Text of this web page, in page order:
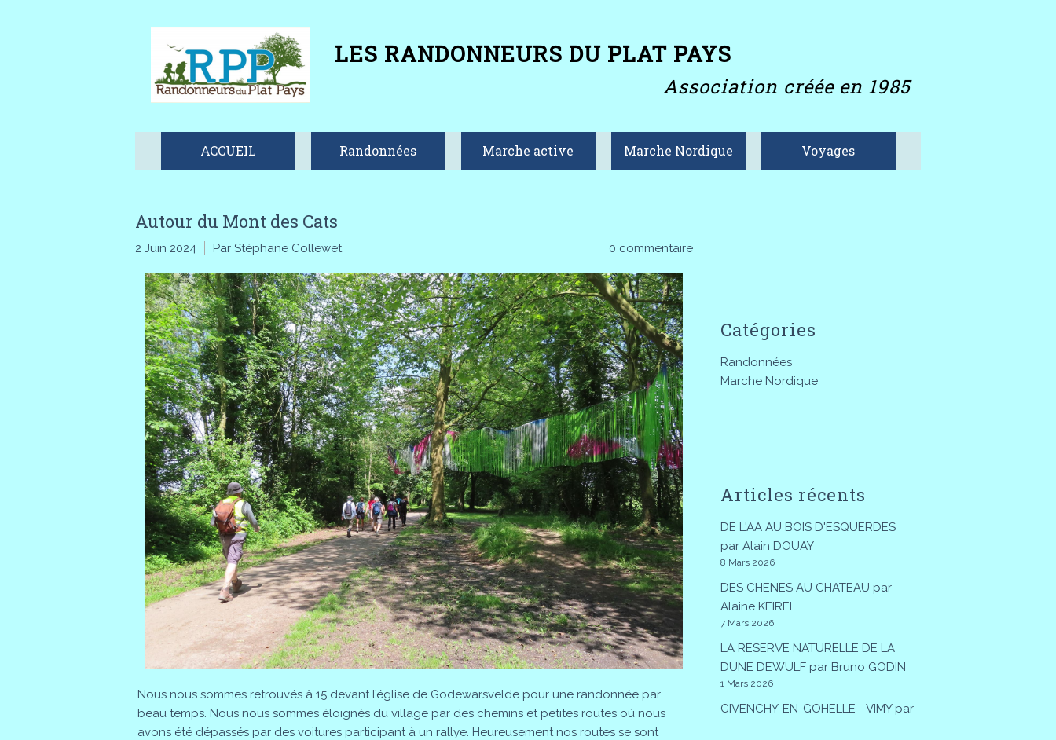
Association créée en 1985
LES RANDONNEURS DU PLAT PAYS
ACCUEIL Randonnées Marche active Marche Nordique Voyages
Autour du Mont des Cats
2 Juin 2024 Par Stéphane Collewet 0 commentaire
Nous nous sommes retrouvés à 15 devant l’église de Godewarsvelde pour une randonnée par
beau temps. Nous nous sommes éloignés du village par des chemins et petites routes où nous
avons été dépassés par des voitures participant à un rallye. Heureusement nos routes se sont
Catégories
Randonnées
Marche Nordique
Articles récents
DE L'AA AU BOIS D'ESQUERDES
par Alain DOUAY
8 Mars 2026
DES CHENES AU CHATEAU par
Alaine KEIREL
7 Mars 2026
LA RESERVE NATURELLE DE LA
DUNE DEWULF par Bruno GODIN
1 Mars 2026
GIVENCHY-EN-GOHELLE - VIMY par